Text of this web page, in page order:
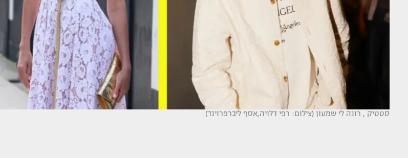
סטטיק , רונה לי שמעון (צילום: רפי דלויה,אסף ליברפרוינד)